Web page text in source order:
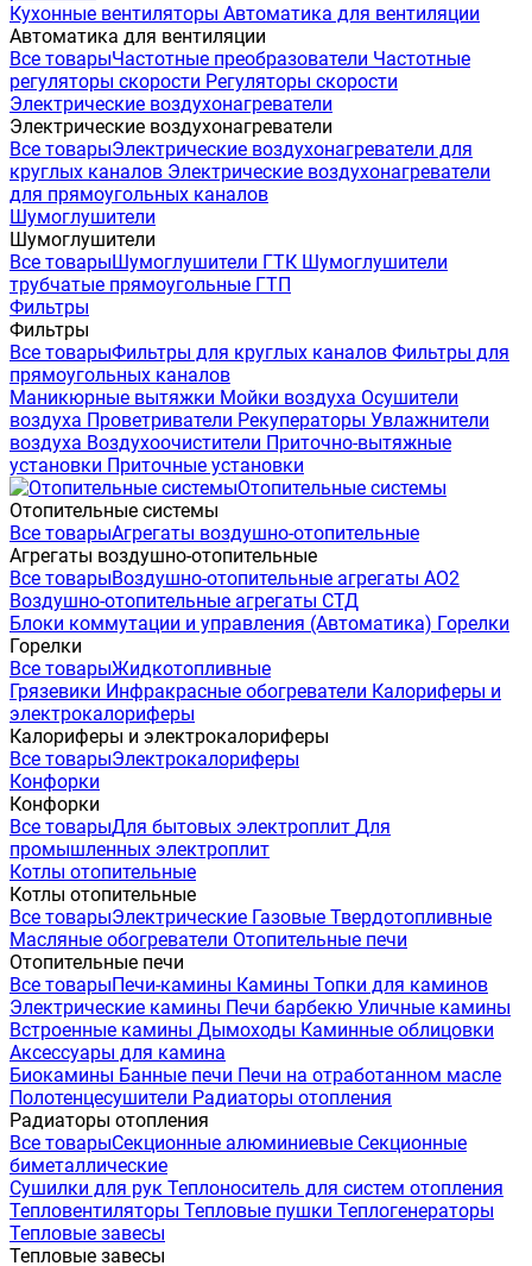
Кухонные вентиляторы Автоматика для вентиляции
Автоматика для вентиляции
Все товарыЧастотные преобразователи Частотные
регуляторы скорости Регуляторы скорости
Электрические воздухонагреватели
Электрические воздухонагреватели
Все товарыЭлектрические воздухонагреватели для
круглых каналов Электрические воздухонагреватели
для прямоугольных каналов
Шумоглушители
Шумоглушители
Все товарыШумоглушители ГТК Шумоглушители
трубчатые прямоугольные ГТП
Фильтры
Фильтры
Все товарыФильтры для круглых каналов Фильтры для
прямоугольных каналов
Маникюрные вытяжки Мойки воздуха Осушители
воздуха Проветриватели Рекуператоры Увлажнители
воздуха Воздухоочистители Приточно-вытяжные
установки Приточные установки
Отопительные системы
Отопительные системы
Все товарыАгрегаты воздушно-отопительные
Агрегаты воздушно-отопительные
Все товарыВоздушно-отопительные агрегаты АО2
Воздушно-отопительные агрегаты СТД
Блоки коммутации и управления (Автоматика) Горелки
Горелки
Все товарыЖидкотопливные
Грязевики Инфракрасные обогреватели Калориферы и
электрокалориферы
Калориферы и электрокалориферы
Все товарыЭлектрокалориферы
Конфорки
Конфорки
Все товарыДля бытовых электроплит Для
промышленных электроплит
Котлы отопительные
Котлы отопительные
Все товарыЭлектрические Газовые Твердотопливные
Масляные обогреватели Отопительные печи
Отопительные печи
Все товарыПечи-камины Камины Топки для каминов
Электрические камины Печи барбекю Уличные камины
Встроенные камины Дымоходы Каминные облицовки
Аксессуары для камина
Биокамины Банные печи Печи на отработанном масле
Полотенцесушители Радиаторы отопления
Радиаторы отопления
Все товарыСекционные алюминиевые Секционные
биметаллические
Сушилки для рук Теплоноситель для систем отопления
Тепловентиляторы Тепловые пушки Теплогенераторы
Тепловые завесы
Тепловые завесы